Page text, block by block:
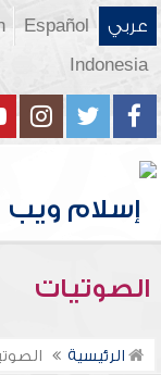
عربي Español
Indonesia
الصوتيات
الرئيسية